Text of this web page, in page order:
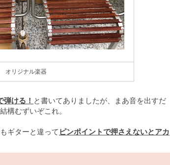
オリジナル楽器
弾ける！ と書いてありましたが、まあ音を出すだ
構むずいぞこれ。
ギターと違って ピンポイントで押さえないとアカ